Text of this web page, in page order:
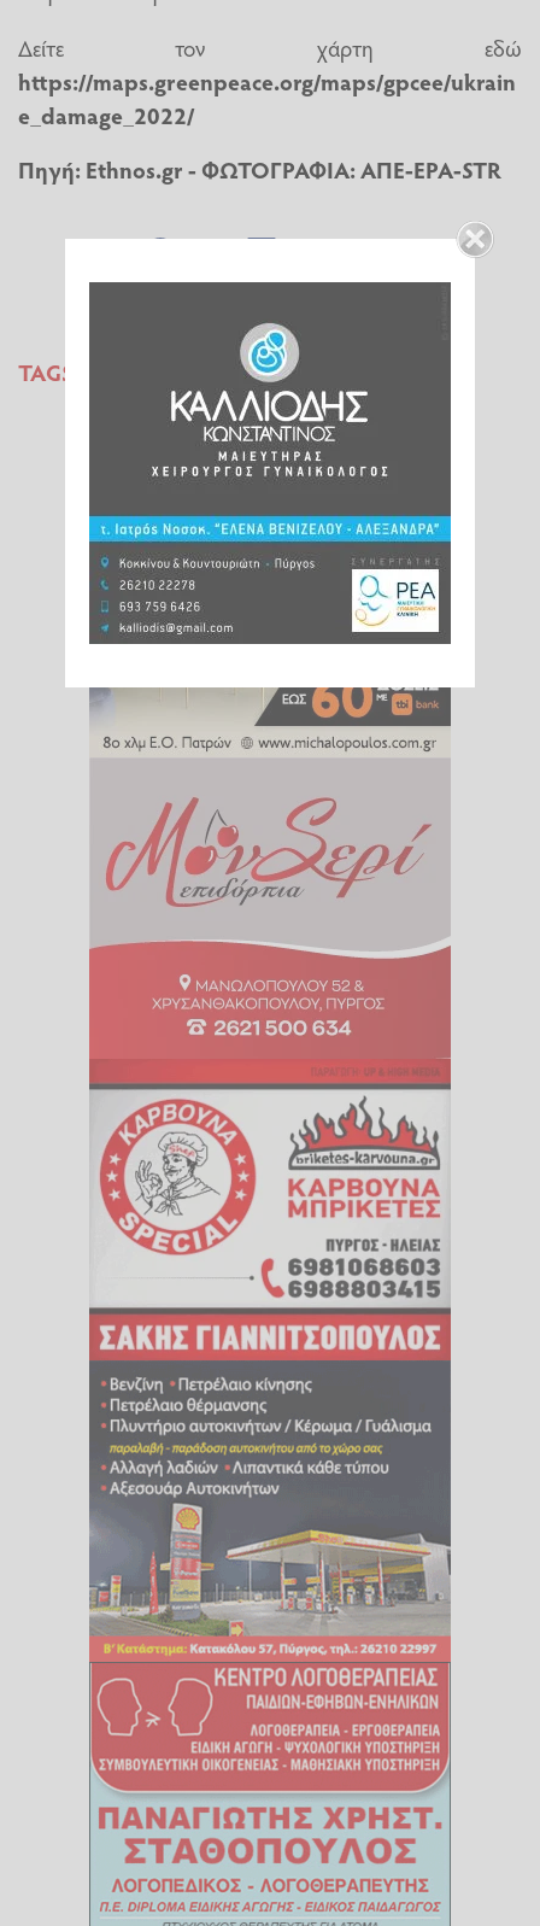
Δείτε τον χάρτη εδώ
https://maps.greenpeace.org/maps/gpcee/ukrain
e_damage_2022/
Πηγή: Ethnos.gr - ΦΩΤΟΓΡΑΦΙΑ: ΑΠΕ-ΕΡΑ-STR
TAGS: ΟΥΚΡΑΝΙΑ
GREENPEACE
ΠΟΛΕΜΟΣ